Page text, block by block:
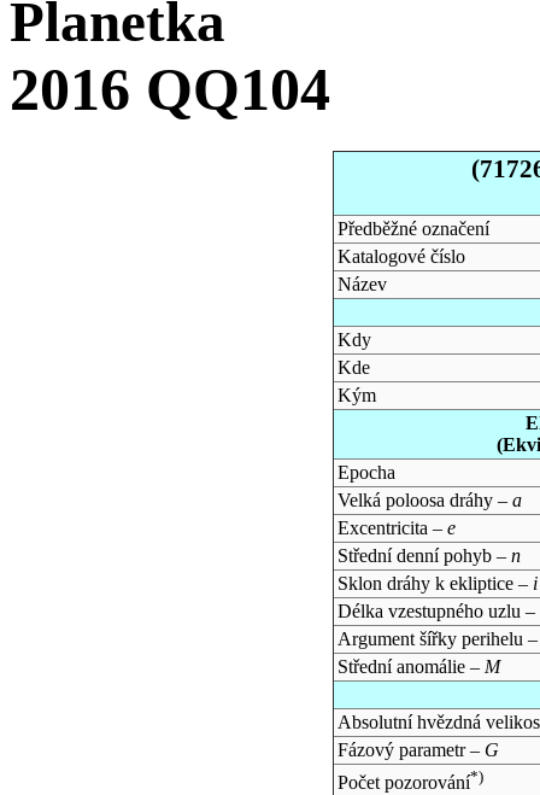
Planetka
2016 QQ104
Předběžné označení
Katalogové číslo
Název
Kdy
Kde
Kým
Epocha
Velká poloosa dráhy – a
Excentricita – e
Střední denní pohyb – n
Sklon dráhy k ekliptice – i
Délka vzestupného uzlu –
Argument šířky perihelu
Střední anomálie – M
Absolutní hvězdná
Fázový parametr – G
Počet pozorování*)